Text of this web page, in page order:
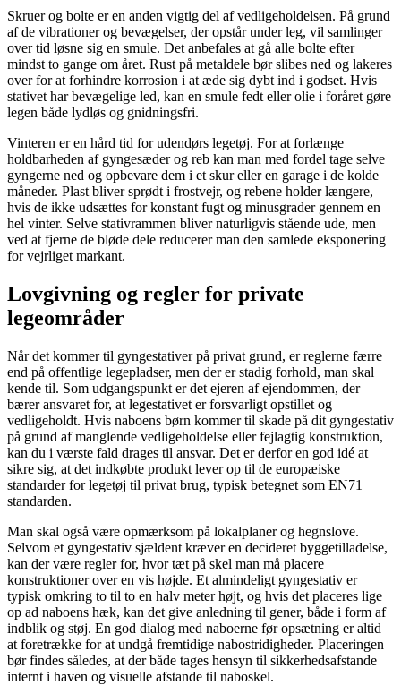
Skruer og bolte er en anden vigtig del af vedligeholdelsen. På grund
af de vibrationer og bevægelser, der opstår under leg, vil samlinger
over tid løsne sig en smule. Det anbefales at gå alle bolte efter
mindst to gange om året. Rust på metaldele bør slibes ned og lakeres
over for at forhindre korrosion i at æde sig dybt ind i godset. Hvis
stativet har bevægelige led, kan en smule fedt eller olie i foråret gøre
legen både lydløs og gnidningsfri.
Vinteren er en hård tid for udendørs legetøj. For at forlænge
holdbarheden af gyngesæder og reb kan man med fordel tage selve
gyngerne ned og opbevare dem i et skur eller en garage i de kolde
måneder. Plast bliver sprødt i frostvejr, og rebene holder længere,
hvis de ikke udsættes for konstant fugt og minusgrader gennem en
hel vinter. Selve stativrammen bliver naturligvis stående ude, men
ved at fjerne de bløde dele reducerer man den samlede eksponering
for vejrliget markant.
Lovgivning og regler for private
legeområder
Når det kommer til gyngestativer på privat grund, er reglerne færre
end på offentlige legepladser, men der er stadig forhold, man skal
kende til. Som udgangspunkt er det ejeren af ejendommen, der
bærer ansvaret for, at legestativet er forsvarligt opstillet og
vedligeholdt. Hvis naboens børn kommer til skade på dit gyngestativ
på grund af manglende vedligeholdelse eller fejlagtig konstruktion,
kan du i værste fald drages til ansvar. Det er derfor en god idé at
sikre sig, at det indkøbte produkt lever op til de europæiske
standarder for legetøj til privat brug, typisk betegnet som EN71
standarden.
Man skal også være opmærksom på lokalplaner og hegnslove.
Selvom et gyngestativ sjældent kræver en decideret byggetilladelse,
kan der være regler for, hvor tæt på skel man må placere
konstruktioner over en vis højde. Et almindeligt gyngestativ er
typisk omkring to til to en halv meter højt, og hvis det placeres lige
op ad naboens hæk, kan det give anledning til gener, både i form af
indblik og støj. En god dialog med naboerne før opsætning er altid
at foretrække for at undgå fremtidige nabostridigheder. Placeringen
bør findes således, at der både tages hensyn til sikkerhedsafstande
internt i haven og visuelle afstande til naboskel.